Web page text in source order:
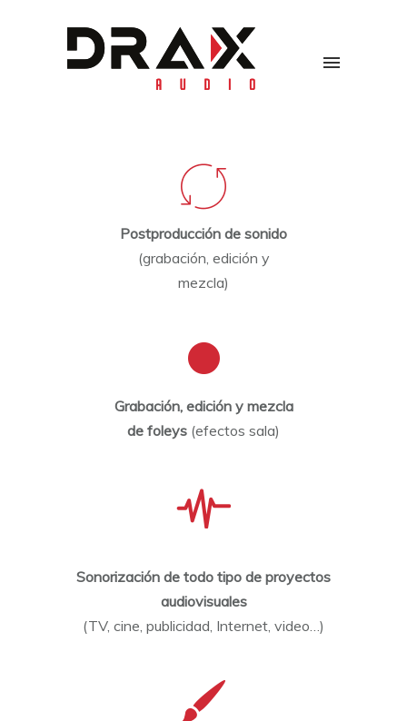
Postproducción de sonido
(grabación, edición y
mezcla)
Grabación, edición y mezcla
de foleys (efectos sala)
Sonorización de todo tipo de proyectos
audiovisuales
(TV, cine, publicidad, Internet, video…)